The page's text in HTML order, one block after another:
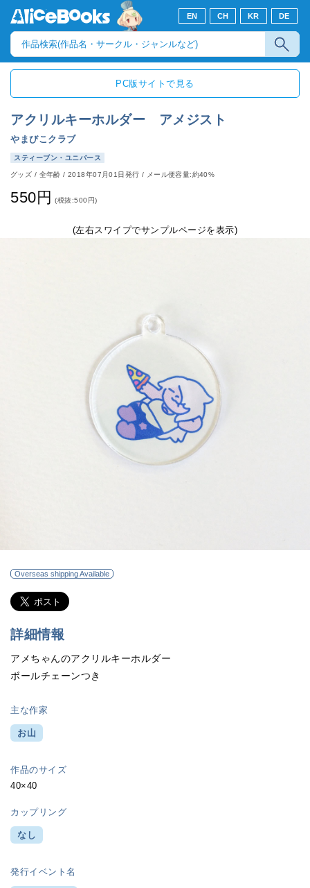
EN CH KR DE
PC版サイトで見る
アクリルキーホルダー アメジスト
やまびこクラブ
スティーブン・ユニバース
グッズ / 全年齢/2018年07月01日発行 / メール便容量:約40%
550円 (税抜:500円)
(左右スワイプでサンプルページを表示)
Overseas shipping Available
詳細情報
アメちゃんのアクリルキーホルダー
ボールチェーンつき
主な作家
お山
作品のサイズ
40×40
カップリング
なし
発行イベント名